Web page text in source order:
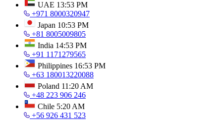
UAE 13:53 PM
+971 8000320947
Japan 10:53 PM
+81 8005009805
India 14:53 PM
+91 1171279565
Philippines 16:53 PM
+63 180013220088
Poland 11:20 AM
+48 223 906 246
Chile 5:20 AM
+56 926 431 523